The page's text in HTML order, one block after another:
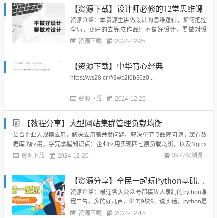
【资源下载】设计师必修的12堂思维课
资源介绍：本资源主讲做设计的思维逻辑，如何把控
全局，更好的去完成作品！不做好设计，要做对设
计！资源截图：下载地址：...
资源下载 2024-12-25
【资源下载】中华育心经典
https://ws28.cn/f/3wb2l0b36z0...
资源下载 2024-12-25
【教程分享】大型网站集群管理负载均衡
结合企业大规模应用，解决应用高并发问题，解决单节点故障问题，缓存数
据库的应用。学完掌握知识点：企业应用实现四七层负载均衡，以及Nginx
等应用的高可用性，Redis缓存数据库的部署应用以及高可用方式，Rabbit
资源下载 2024-12-20 3977次浏览
【资源分享】全民一起玩Python基础+提高篇
资源介绍：最近各大公众号都接私人录制的python课
程广告，多的好几百，少的9块9。说实话，python是
好用，但是再好用也只是一款语言，过犹不及。还是
资源下载 2024-12-15